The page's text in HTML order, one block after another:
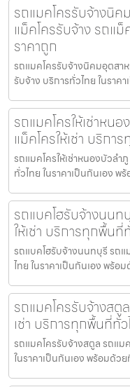
รถแมคโครรับจ้างนิ
แม็คโครรับจ้าง รถแ
ราคาถูก
รถแมคโครรับจ้างนิคมอุตสา
รับจ้าง บริการทั่วไทย ในรา
รถแมคโครให้เช่าหน
แม็คโครให้เช่า บริก
รถแมคโครให้เช่าหนองบัวลำ
ทั่วไทย ในราคาเป็นกันเอง
รถแบคโฮรับจ้างนนท
ให้เช่า บริการทุกพื้นที่
รถแบคโฮรับจ้างนนทบุรี รถแ
ไทย ในราคาเป็นกันเอง พร้
รถแมคโครรับจ้างสตู
เช่า บริการทุกพื้นที่ทั่
รถแมคโครรับจ้างสตูล รถแม
ในราคาเป็นกันเอง พร้อมด้ว